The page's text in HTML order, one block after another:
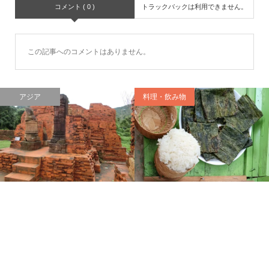
コメント ( 0 ) トラックバックは利用できません。
この記事へのコメントはありません。
アジア 料理・飲み物